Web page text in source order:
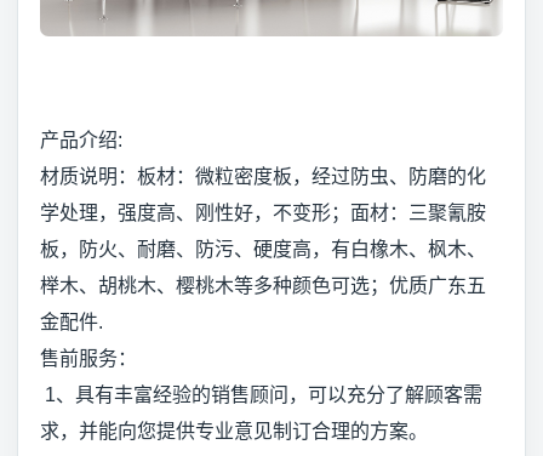
产品介绍:
材质说明：板材：微粒密度板，经过防虫、防磨的化
学处理，强度高、刚性好，不变形；面材：三聚氰胺
板，防火、耐磨、防污、硬度高，有白橡木、枫木、
榉木、胡桃木、樱桃木等多种颜色可选；优质广东五
金配件.
售前服务：
1、具有丰富经验的销售顾问，可以充分了解顾客需
求，并能向您提供专业意见制订合理的方案。